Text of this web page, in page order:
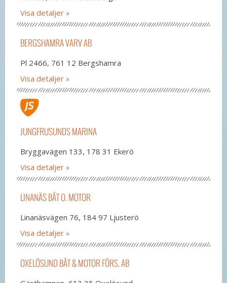
Visa detaljer
BERGSHAMRA VARV AB
Pl 2466, 761 12 Bergshamra
Visa detaljer
JUNGFRUSUNDS MARINA
Bryggavägen 133, 178 31 Ekerö
Visa detaljer
LINANÄS BÅT O. MOTOR
Linanäsvägen 76, 184 97 Ljusterö
Visa detaljer
OXELÖSUND BÅT & MOTOR FÖRS. AB